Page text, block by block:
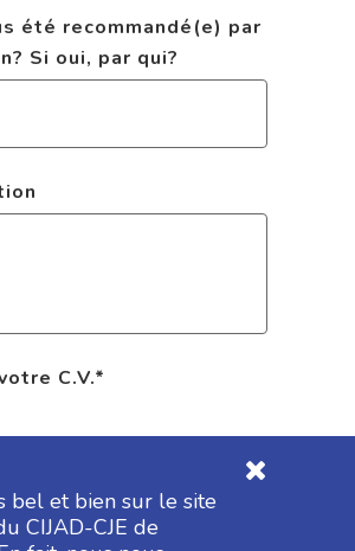
bel et bien sur le site
CIJAD-CJE de
été recommandé(e) par
Si oui, par qui?
C.V.*